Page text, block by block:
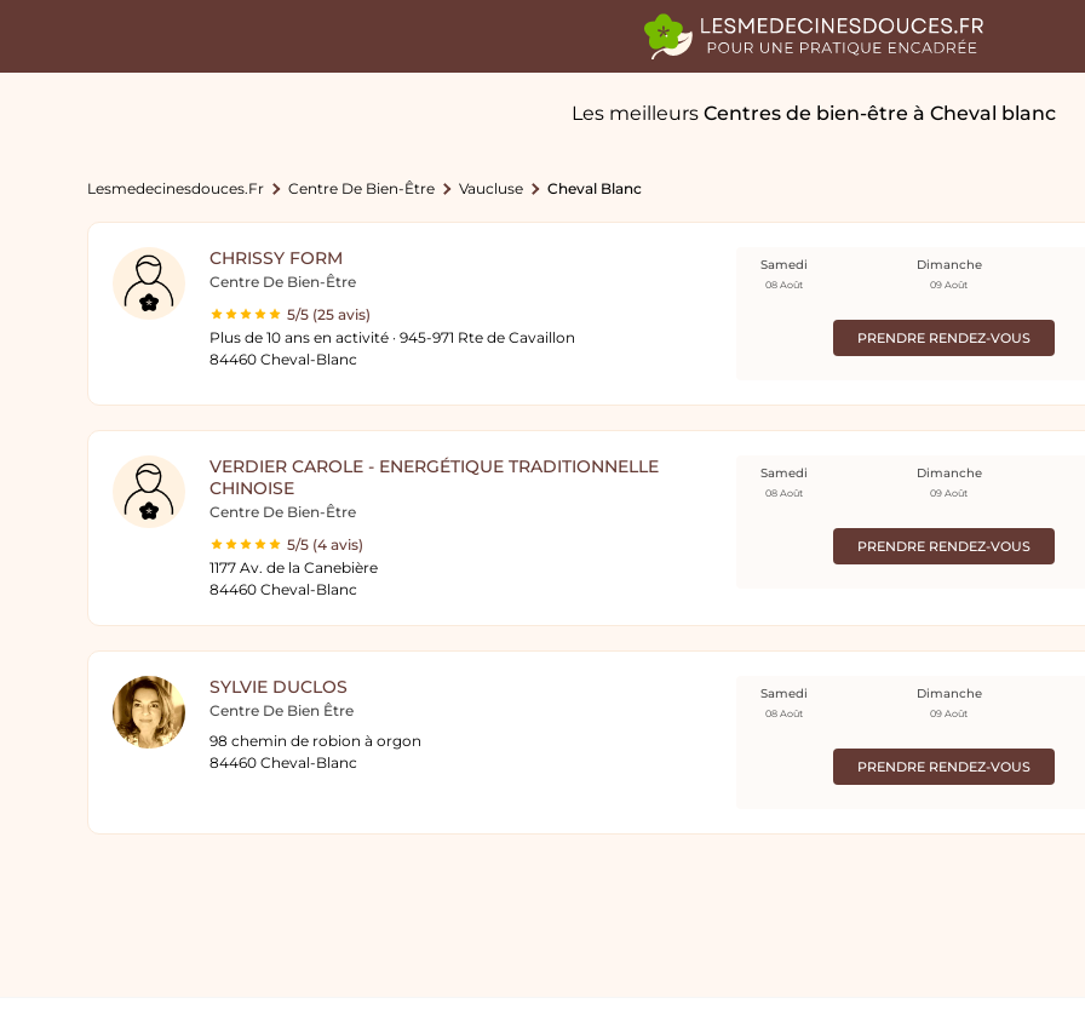
Les meilleurs Centres de bien-être à Cheval blanc
Lesmedecinesdouces.fr Centre De Bien-Être Vaucluse Cheval Blanc
CHRISSY FORM
Centre De Bien-Être
5/5 (25 avis)
Plus de 10 ans en activité · 945-971 Rte de Cavaillon
84460 Cheval-Blanc
PRENDRE RENDEZ-VOUS
Samedi
08 Août
Dimanche
09 Août
VERDIER CAROLE - ENERGÉTIQUE TRADITIONNELLE
CHINOISE
Centre De Bien-Être
5/5 (4 avis)
1177 Av. de la Canebière
84460 Cheval-Blanc
PRENDRE RENDEZ-VOUS
Samedi
08 Août
Dimanche
09 Août
SYLVIE DUCLOS
Centre De Bien Être
98 chemin de robion à orgon
84460 Cheval-Blanc
PRENDRE RENDEZ-VOUS
Samedi
08 Août
Dimanche
09 Août